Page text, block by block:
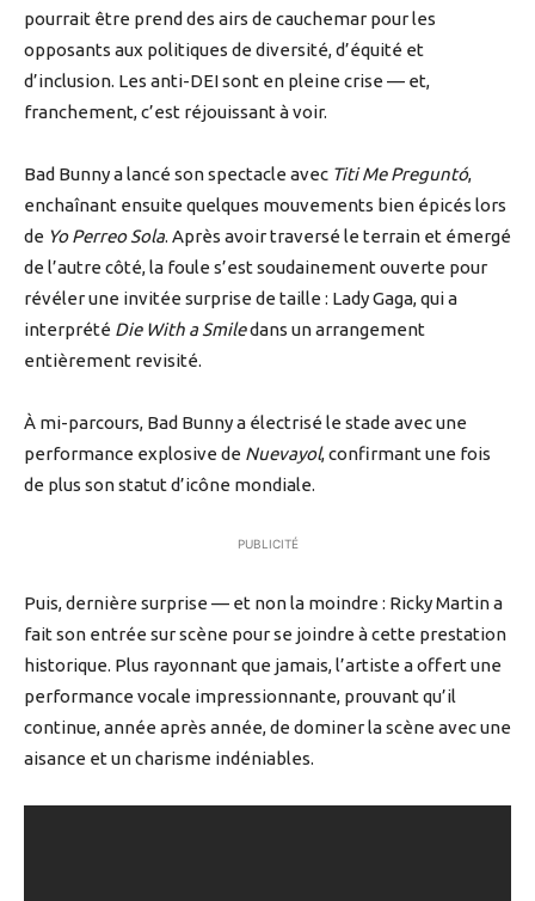
pourrait être prend des airs de cauchemar pour les
opposants aux politiques de diversité, d’équité et
d’inclusion. Les anti-DEI sont en pleine crise — et,
franchement, c’est réjouissant à voir.
Bad Bunny a lancé son spectacle avec Titi Me Preguntó,
enchaînant ensuite quelques mouvements bien épicés lors
de Yo Perreo Sola. Après avoir traversé le terrain et émergé
de l’autre côté, la foule s’est soudainement ouverte pour
révéler une invitée surprise de taille : Lady Gaga, qui a
interprété Die With a Smiledans un arrangement
entièrement revisité.
À mi-parcours, Bad Bunny a électrisé le stade avec une
performance explosive de Nuevayol, confirmant une fois
de plus son statut d’icône mondiale.
PUBLICITÉ
Puis, dernière surprise — et non la moindre : Ricky Martin a
fait son entrée sur scène pour se joindre à cette prestation
historique. Plus rayonnant que jamais, l’artiste a offert une
performance vocale impressionnante, prouvant qu’il
continue, année après année, de dominer la scène avec une
aisance et un charisme indéniables.